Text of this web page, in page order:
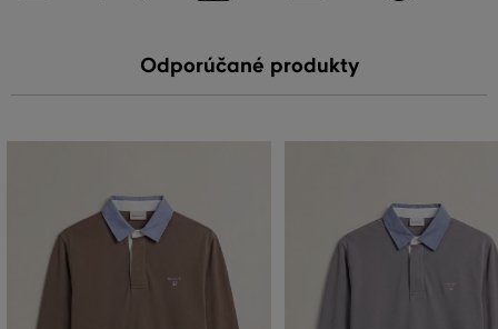
Odporúčané produkty